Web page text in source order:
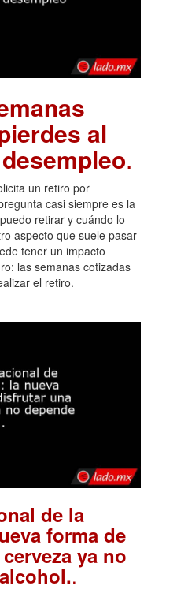
al
.
un retiro por
casi siempre es la
retirar y cuándo lo
aspecto que suele pasar
tener un impacto
las semanas cotizadas
el retiro.
de la
forma de
ya no
.